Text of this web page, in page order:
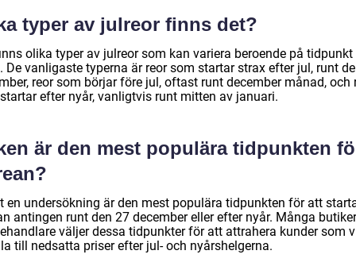
typer av julreor finns det?
olika typer av julreor som kan variera beroende på tidpunkt
De vanligaste typerna är reor som startar strax efter jul, runt
reor som börjar före jul, oftast runt december månad, och
efter nyår, vanligtvis runt mitten av januari.
är den mest populära tidpunkten
en undersökning är den mest populära tidpunkten för att
antingen runt den 27 december eller efter nyår. Många
väljer dessa tidpunkter för att attrahera kunder som
till nedsatta priser efter jul- och nyårshelgerna.